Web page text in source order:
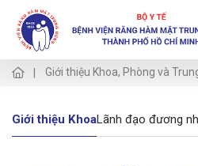
Giới thiệu Khoa, Phòng và
Giới thiệu KhoaLãnh đạo đương